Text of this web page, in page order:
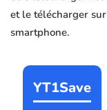
et le télécharger
smartphone.
YT1Save